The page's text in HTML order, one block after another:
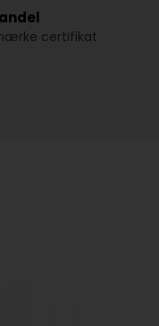
certifikat